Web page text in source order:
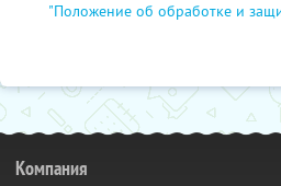
"Положение об обработке и
Компания